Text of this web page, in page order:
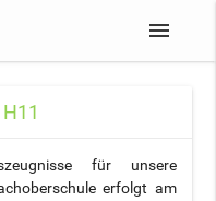
menu
für unsere
erfolgt am